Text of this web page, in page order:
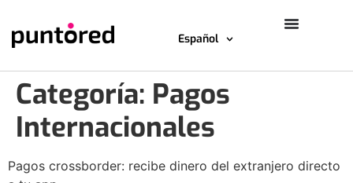
Español
Categoría: Pagos
Internacionales
Pagos crossborder: recibe dinero del extranjero directo